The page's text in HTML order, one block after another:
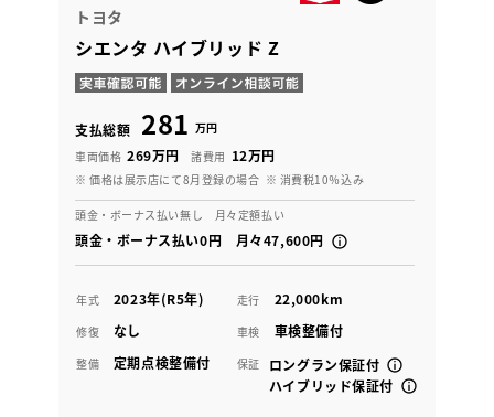
トヨタ
シエンタ ハイブリッド Z
支払総額 281 万円
車両価格 269万円 諸費用 12万円
※ 価格は展示店にて8月登録の場合 ※ 消費税10％込み
頭金・ボーナス払い無し 月々定額払い
頭金・ボーナス払い0円 月々47,600円
年式 2023年(R5年) 走行 22,000km
修復 なし 車検 車検整備付
整備 定期点検整備付 保証
ロングラン保証付
ハイブリッド保証付